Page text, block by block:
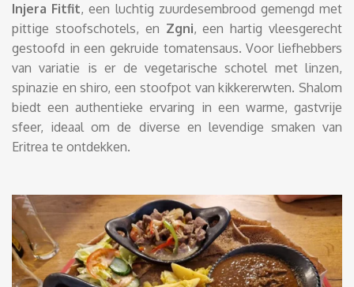
Injera Fitfit, een luchtig zuurdesembrood gemengd met
pittige stoofschotels, en Zgni, een hartig vleesgerecht
gestoofd in een gekruide tomatensaus. Voor liefhebbers
van variatie is er de vegetarische schotel met linzen,
spinazie en shiro, een stoofpot van kikkererwten. Shalom
biedt een authentieke ervaring in een warme, gastvrije
sfeer, ideaal om de diverse en levendige smaken van
Eritrea te ontdekken.